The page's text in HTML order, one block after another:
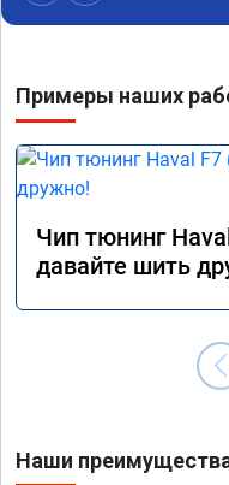
Примеры наших
Чип тюнинг
давайте шить
Наши